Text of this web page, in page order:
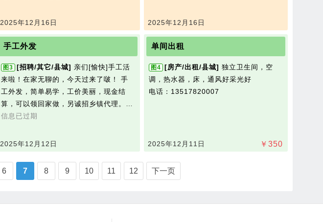
2025年12月16日 2025年12月16日
手工外发
图3 [招聘/其它/县城] 亲们[愉快]手工活
来啦！在家无聊的，今天过来了啵！ 手
工外发，简单易学，工价美丽，现金结
算，可以领回家做，另诚招乡镇代理。…
信息已过期
2025年12月12日
单间出租
图4 [房产/出租/县城] 独立卫生间，空
调，热水器，床，通风好采光好
电话：13517820007
￥ 350
2025年12月11日
6 7 8 9 10 11 12 下一页